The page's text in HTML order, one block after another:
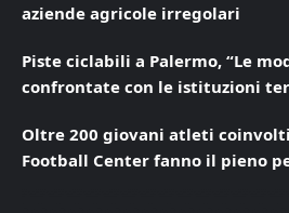
aziende agricole irregolari
Piste ciclabili a Palermo, “Le
confrontate con le istituzioni
Oltre 200 giovani atleti
Football Center fanno il pieno